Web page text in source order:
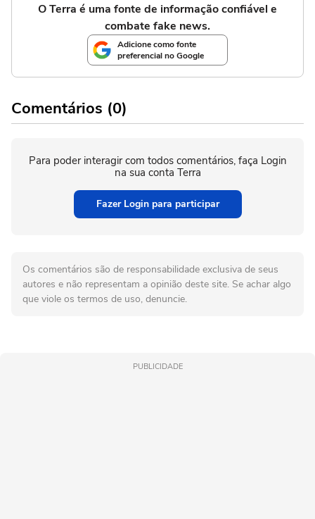
O Terra é uma fonte de informação confiável e
combate fake news.
Adicione como fonte
preferencial no Google
Comentários (0)
Para poder interagir com todos comentários, faça Login
na sua conta Terra
Fazer Login para participar
Os comentários são de responsabilidade exclusiva de seus
autores e não representam a opinião deste site. Se achar algo
que viole os termos de uso, denuncie.
PUBLICIDADE